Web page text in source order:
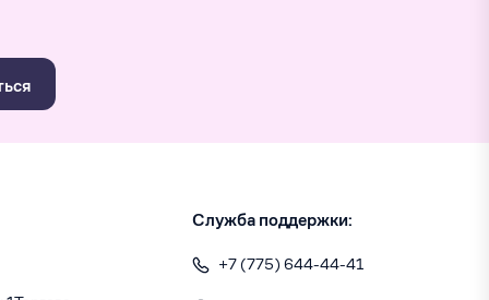
Служба поддержки:
+7 (775) 644-44-41